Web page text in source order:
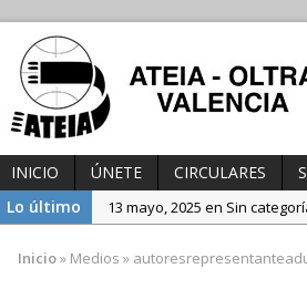
INICIO ÚNETE CIRCULARES
Lo último
13 mayo, 2025 en Sin
25 julio, 2025 en Sin categoría:
Inicio» Medios »